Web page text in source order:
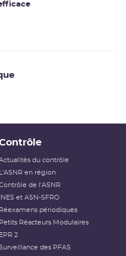
du contrôle
L'ASNR en région
de l'ASNR
INES et ASN-SFRO
Réexamens périodiques
Petits Réacteurs Modulaires
EPR 2
des PFAS